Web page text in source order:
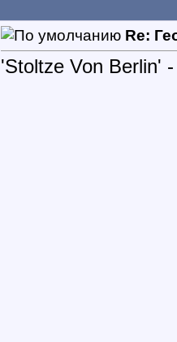
Re:
'Stoltze Von Berlin' -